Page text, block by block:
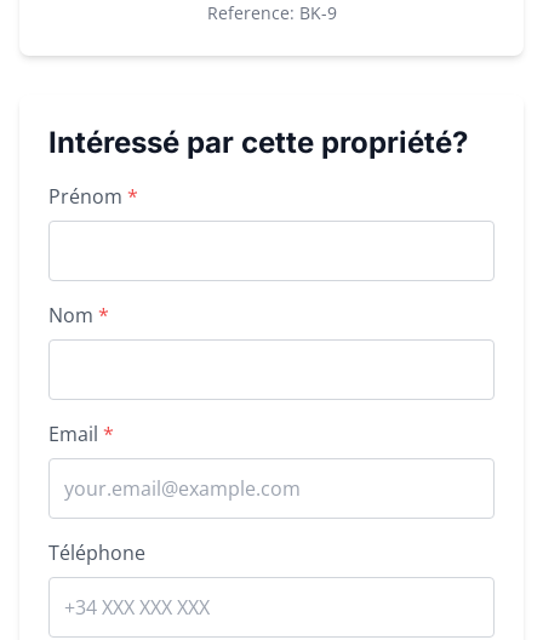
Reference: BK-9
Intéressé par cette propriété?
Property inquiry form
Prénom *
Nom *
Email *
Téléphone